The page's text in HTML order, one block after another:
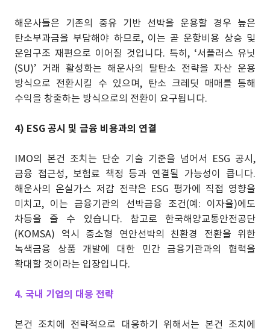
해운사들은 기존의 중유 기반 선박을 운용할 경우 높은
탄소부과금을 부담해야 하므로, 이는 곧 운항비용 상승 및
운임구조 재편으로 이어질 것입니다. 특히, ‘서플러스 유닛
(SU)’ 거래 활성화는 해운사의 탈탄소 전략을 자산 운용
방식으로 전환시킬 수 있으며, 탄소 크레딧 매매를 통해
수익을 창출하는 방식으로의 전환이 요구됩니다.
4) ESG 공시 및 금융 비용과의 연결
IMO의 본건 조치는 단순 기술 기준을 넘어서 ESG 공시,
금융 접근성, 보험료 책정 등과 연결될 가능성이 큽니다.
해운사의 온실가스 저감 전략은 ESG 평가에 직접 영향을
미치고, 이는 금융기관의 선박금융 조건(예: 이자율)에도
차등을 줄 수 있습니다. 참고로 한국해양교통안전공단
(KOMSA) 역시 중소형 연안선박의 친환경 전환을 위한
녹색금융 상품 개발에 대한 민간 금융기관과의 협력을
확대할 것이라는 입장입니다.
4. 국내 기업의 대응 전략
본건 조치에 전략적으로 대응하기 위해서는 본건 조치에